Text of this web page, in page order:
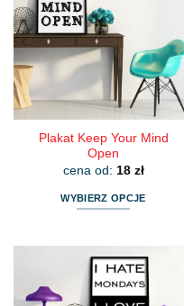
Opcje
można
wybrać
na
stronie
produktu
Plakat Keep Your Mind
Open
cena od: 18 zł
WYBIERZ OPCJE
ma
wiele
wariantów.